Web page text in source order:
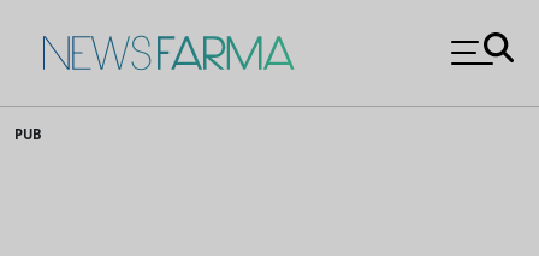
to
News Farma
PUB